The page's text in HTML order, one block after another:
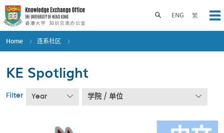
Skip
to
main
content
ENG 繁
Toggle search panel
Home 连系社区
KE Spotlight
Filter Year 学院 / 单位